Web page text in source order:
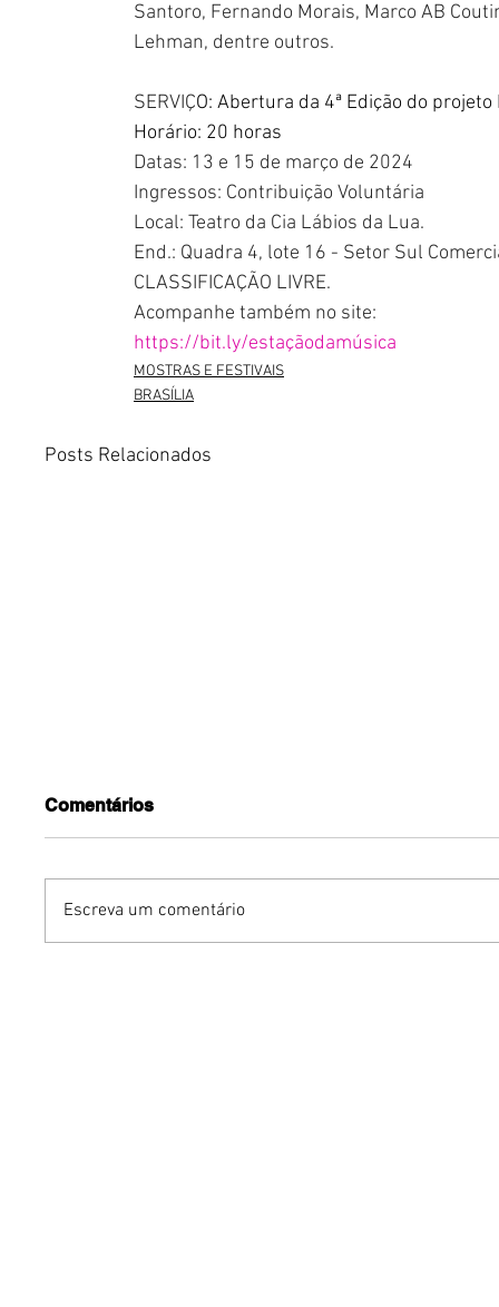
Santoro, Fernando Morais, Marco AB
Lehman, dentre outros.
SERVIÇO: Abertura da 4ª Edição do
Horário: 20 horas
Datas: 13 e 15 de março de 2024
Ingressos: Contribuição Voluntária
Local: Teatro da Cia Lábios da Lua.
End.: Quadra 4, lote 16 - Setor Sul
CLASSIFICAÇÃO LIVRE.
Acompanhe também no site:
https://bit.ly/estaçãodamúsica
MOSTRAS E FESTIVAIS
BRASÍLIA
Posts Relacionados
Comentários
Escreva um comentário